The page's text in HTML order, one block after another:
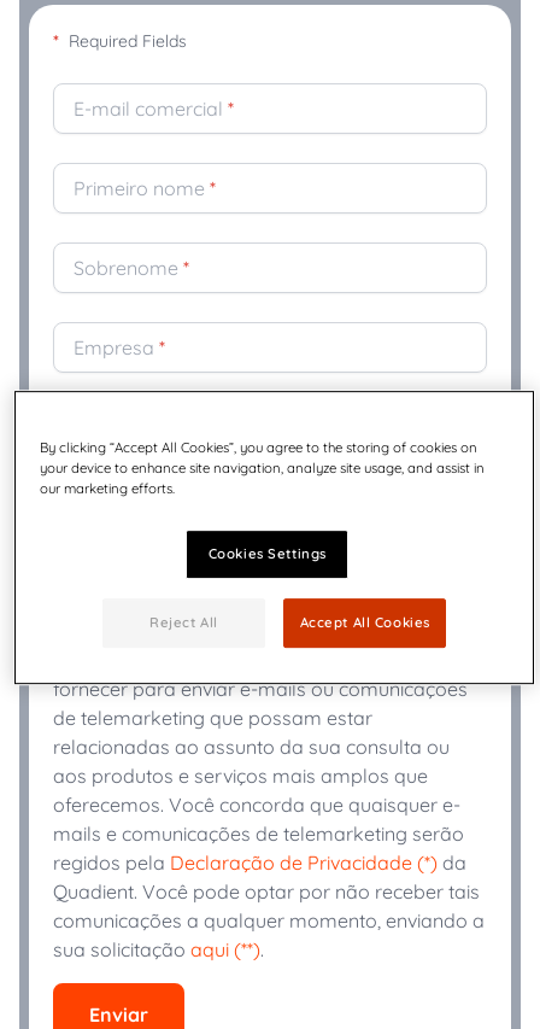
* Required Fields
E-mail comercial *
Primeiro nome *
Sobrenome *
Empresa *
fornecer para enviar e-mails ou comunicações
de telemarketing que possam estar
relacionadas ao assunto da sua consulta ou
aos produtos e serviços mais amplos que
oferecemos. Você concorda que quaisquer e-
mails e comunicações de telemarketing serão
regidos pela Declaração de Privacidade (*) da
Quadient. Você pode optar por não receber tais
comunicações a qualquer momento, enviando a
sua solicitação aqui (**).
Enviar
By clicking “Accept All Cookies”, you agree to the storing of cookies on
your device to enhance site navigation, analyze site usage, and assist in
our marketing efforts.
Cookies Settings
Reject All Accept All Cookies